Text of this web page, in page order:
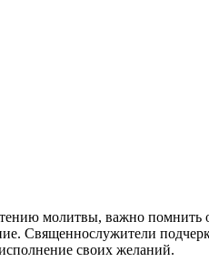
молитвы, важно помнить о
Священнослужители
своих желаний.